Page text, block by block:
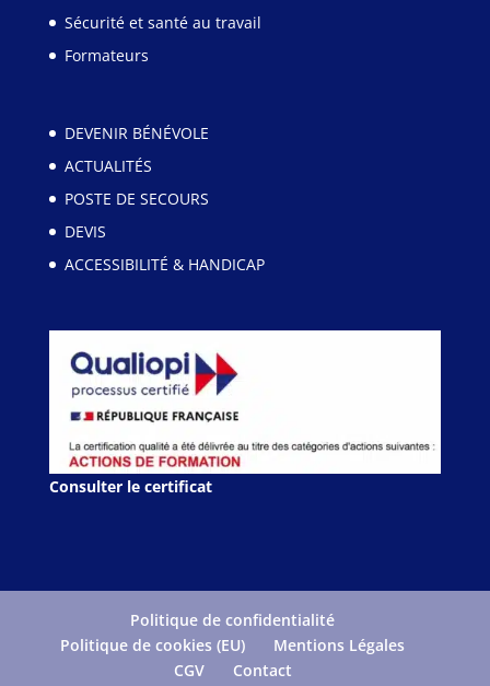
Sécurité et santé au travail
Formateurs
DEVENIR BÉNÉVOLE
ACTUALITÉS
POSTE DE SECOURS
DEVIS
ACCESSIBILITÉ & HANDICAP
Consulter le certificat
Politique de confidentialité
Politique de cookies (EU)
Mentions Légales
CGV
Contact